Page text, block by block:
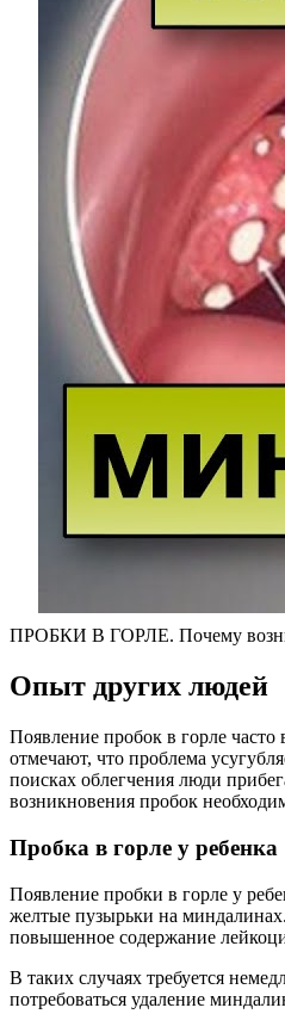
ПРОБКИ В ГОРЛЕ. Почему
Опыт других людей
Появление пробок в горле
отмечают, что проблема
поисках облегчения люди
возникновения пробок
Пробка в горле у ребенка
Появление пробки в горле у
желтые пузырьки на
повышенное содержание
В таких случаях требуется
потребоваться удаление